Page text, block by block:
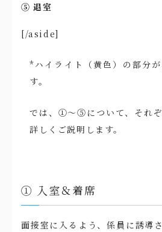
⑤ 退室
[/aside]
*ハイライト（黄色）の部分
す。
では、①〜⑤について、それ
詳しくご説明します。
① 入室＆着席
面接室に入るよう、係員に誘導